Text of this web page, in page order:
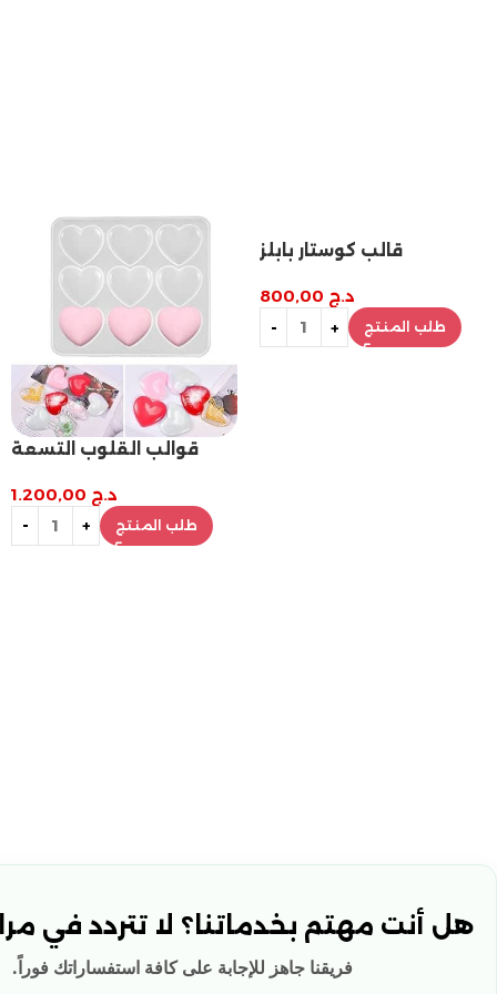
قالب مثلث التحدي
د.ج1.000,00
طلب المنتج
هل أنت مهتم بخدماتنا؟ لا تتردد في
فريقنا جاهز للإجابة على كافة استفساراتك فوراً.